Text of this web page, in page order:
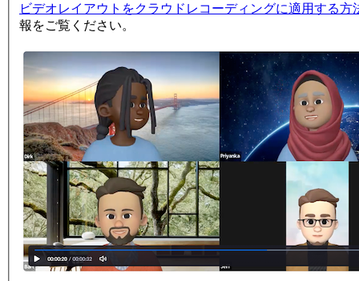
ビデオレイアウトをクラウドレコーディングに適用する方
報をご覧ください。